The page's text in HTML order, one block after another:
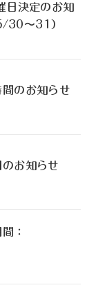
日決定のお知
30〜31）
間のお知らせ
お知らせ
：